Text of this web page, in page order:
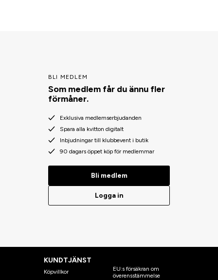
BLI MEDLEM
Som medlem får du ännu fler
förmåner.
Exklusiva medlemserbjudanden
Spara alla kvitton digitalt
Inbjudningar till klubbevent i butik
90 dagars öppet köp för medlemmar
Bli medlem
Logga in
KUNDTJÄNST
Köpvillkor
EU:s försäkran om
överensstämmelse